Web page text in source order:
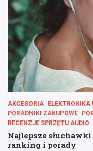
AKCESORIA ELEKTRONIKA
PORADNIKI ZAKUPOWE
RECENZJE SPRZĘTU AUDIO
Najlepsze słuchawki
ranking i porady